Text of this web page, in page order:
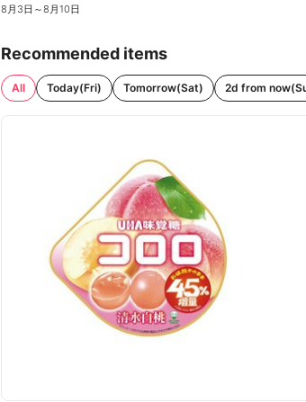
8月3日 ～8月10日
Recommended items
All Today(Fri) Tomorrow(Sat) 2d from